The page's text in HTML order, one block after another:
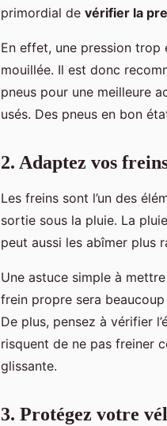
primordial de vérifier la
En effet, une pression trop
mouillée. Il est donc
pneus pour une meilleure
usés. Des pneus en bon
2. Adaptez vos
Les freins sont l’un des
sortie sous la pluie. La
peut aussi les abîmer plus
Une astuce simple à
frein propre sera
De plus, pensez à vérifier
risquent de ne pas freiner
glissante.
3. Protégez votre